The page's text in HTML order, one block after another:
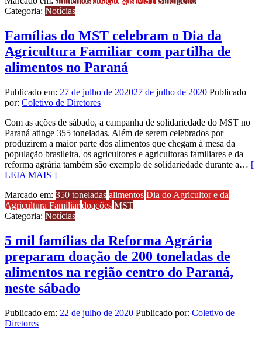
Categoria: Notícias
Famílias do MST celebram o Dia da
Agricultura Familiar com partilha de
alimentos no Paraná
Publicado em: 27 de julho de 202027 de julho de 2020 Publicado
por: Coletivo de Diretores
Com as ações de sábado, a campanha de solidariedade do MST no
Paraná atinge 355 toneladas. Além de serem celebrados por
produzirem a maior parte dos alimentos que chegam à mesa da
população brasileira, os agricultores e agricultoras familiares e da
reforma agrária também são exemplo de solidariedade durante a… [
LEIA MAIS ]
Marcado em: 350 toneladas alimentos Dia do Agricultor e da
Agricultura Familiar doações MST
Categoria: Notícias
5 mil famílias da Reforma Agrária
preparam doação de 200 toneladas de
alimentos na região centro do Paraná,
neste sábado
Publicado em: 22 de julho de 2020 Publicado por: Coletivo de
Diretores